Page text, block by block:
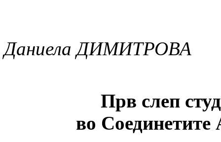
Даниела ДИМИТРОВА
Прв слеп
во